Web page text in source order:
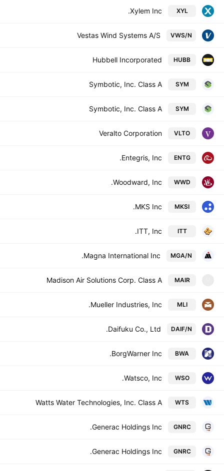
XYL
Xylem Inc.
VWS/N
Vestas Wind Systems A/S
HUBB
Hubbell Incorporated
SYM
Symbotic, Inc. Class A
SYM
Symbotic, Inc. Class A
VLTO
Veralto Corporation
ENTG
Entegris, Inc.
WWD
Woodward, Inc.
MKSI
MKS Inc.
ITT
ITT, Inc.
MGA/N
Magna International Inc.
MAIR
Madison Air Solutions Corp. Class A
MLI
Mueller Industries, Inc.
DAIF/N
Daifuku Co., Ltd.
BWA
BorgWarner Inc.
WSO
Watsco, Inc.
WTS
Watts Water Technologies, Inc. Class A
GNRC
Generac Holdings Inc.
GNRC
Generac Holdings Inc.